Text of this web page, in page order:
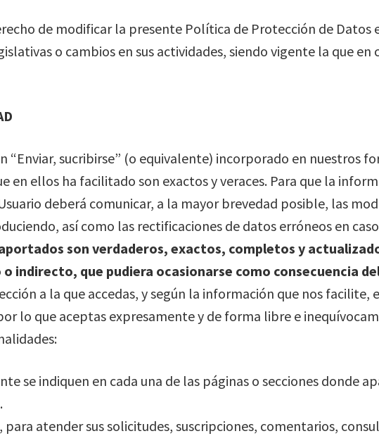
de modificar la presente Política de Protección de
o cambios en sus actividades, siendo vigente la que
“Enviar, sucribirse” (o equivalente) incorporado en nuestros
en ellos ha facilitado son exactos y veraces. Para que la
deberá comunicar, a la mayor brevedad posible, las
así como las rectificaciones de datos erróneos en
son verdaderos, exactos, completos y
indirecto, que pudiera ocasionarse como consecuencia
a la que accedas, y según la información que nos facilite,
lo que aceptas expresamente y de forma libre e
se indiquen en cada una de las páginas o secciones donde
para atender sus solicitudes, suscripciones, comentarios,